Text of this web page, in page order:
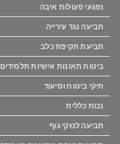
נפגעי פעולות איבה
תביעה נגד עירייה
תביעת תקיפת כלב
ביטוח תאונות אישיות תלמידים
תיקי ביטוח וסיעוד
נכות כללית
תביעה לנזקי גוף